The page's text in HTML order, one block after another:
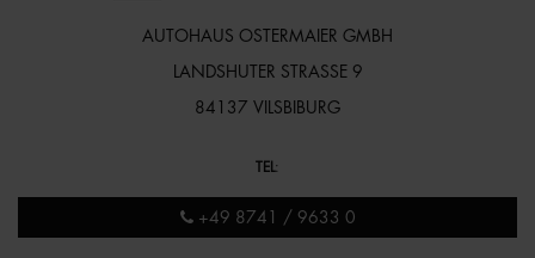
AUTOHAUS OSTERMAIER GMBH
LANDSHUTER STRASSE 9
84137 VILSBIBURG
TEL :
+49 8741 / 9633 0